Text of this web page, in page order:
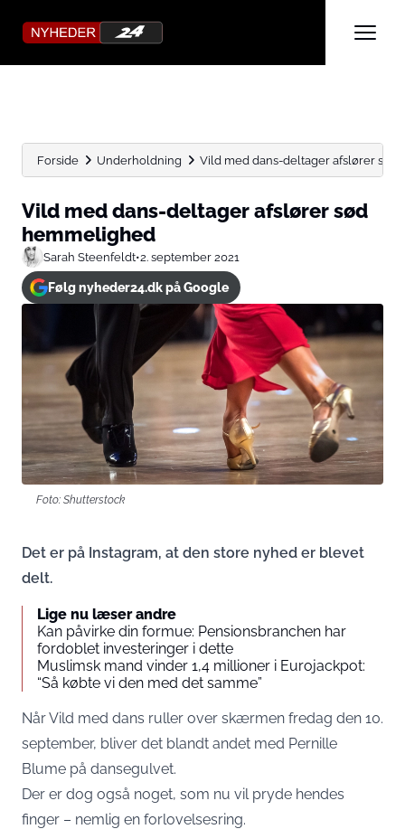
Forside Underholdning Vild med dans-deltager afslører sød
Vild med dans-deltager afslører sød
hemmelighed
Sarah Steenfeldt•2. september 2021
Følg nyheder24.dk på Google
Foto: Shutterstock
Det er på Instagram, at den store nyhed er blevet
delt.
Lige nu læser andre
Kan påvirke din formue: Pensionsbranchen har
fordoblet investeringer i dette
Muslimsk mand vinder 1,4 millioner i Eurojackpot:
“Så købte vi den med det samme”
Når Vild med dans ruller over skærmen fredag den 10.
september, bliver det blandt andet med Pernille
Blume på dansegulvet.
Der er dog også noget, som nu vil pryde hendes
finger – nemlig en forlovelsesring.